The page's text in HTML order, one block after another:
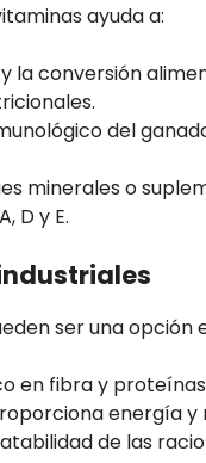
ayuda a:
la conversión
del
minerales o
D y E.
ser una
en fibra y
energía y
de las